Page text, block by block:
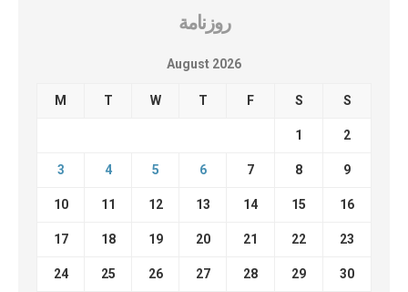
روزنامة
August 2026
M T W T F S S
1 2
3 4 5 6 7 8 9
10 11 12 13 14 15 16
17 18 19 20 21 22 23
24 25 26 27 28 29 30